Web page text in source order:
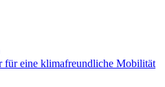
für eine klimafreundliche Mobilität